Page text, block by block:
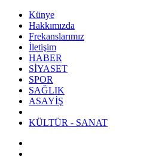
Künye
Hakkımızda
Frekanslarımız
İletişim
HABER
SİYASET
SPOR
SAĞLIK
ASAYİŞ
KÜLTÜR - SANAT